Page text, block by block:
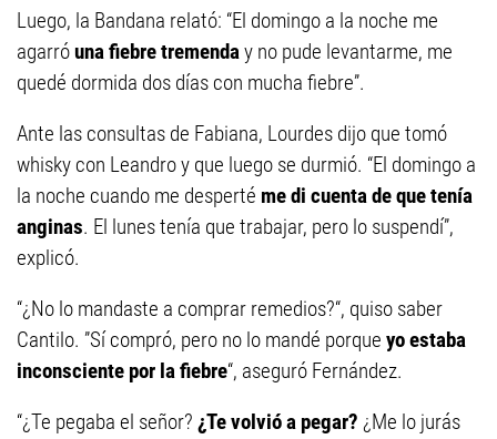
Luego, la Bandana relató: “El domingo a la noche me
agarróuna fiebre tremenday no pude levantarme, me
quedé dormida dos días con mucha fiebre”.
Ante las consultas de Fabiana, Lourdes dijo que tomó
whisky con Leandro y que luego se durmió. “El domingo a
la noche cuando me desperté me di cuenta de que tenía
anginas. El lunes tenía que trabajar, pero lo suspendí”,
explicó.
“¿No lo mandaste a comprar remedios?“, quiso saber
Cantilo. ”Sí compró, pero no lo mandé porque yo estaba
inconsciente por la fiebre“, aseguró Fernández.
“¿Te pegaba el señor? ¿Te volvió a pegar? ¿Me lo jurás